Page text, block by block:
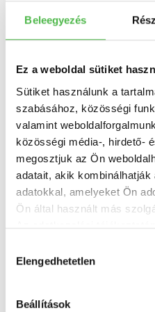
Beleegyezés
Ez a weboldal sütiket
Sütiket használunk a
szabásához, közösségi
valamint
közösségi média-, hirdető-
megosztjuk az Ön
adatait, akik
adatokkal, amelyeket Ön
Ön által használt más
kiválasztása
Elengedhetetlen
Beállítások
érhető el gazdaságosan.
4. Utógyártás
A digitális
tekercses inkjet
gazdaságos, ha az
100 darab
keletkezik felesleges
le tőke, és a könyvek
fogyó készlet
dedikálások előtti